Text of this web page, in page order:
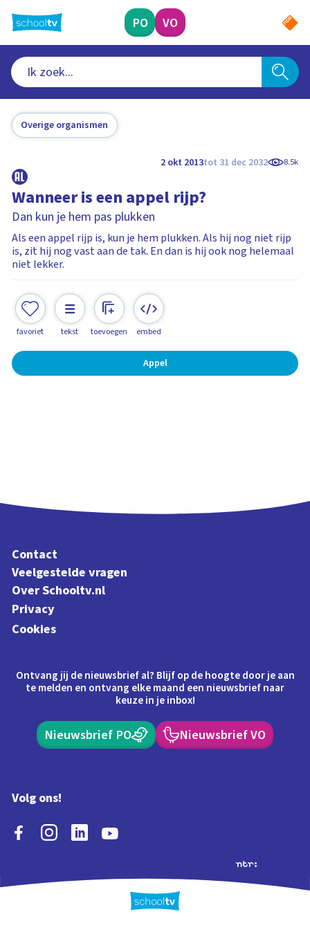
naar
hoofdinhoud
PO VO
Overige organismen
2 okt 2013tot 31 dec 2032 8.5k
Wanneer is een appel rijp?
Dan kun je hem pas plukken
Als een appel rijp is, kun je hem plukken. Als hij nog niet rijp
is, zit hij nog vast aan de tak. En dan is hij ook nog helemaal
niet lekker.
favoriet tekst toevoegen embed
Appel
Contact
Veelgestelde vragen
Over Schooltv.nl
Privacy
Cookies
Ontvang jij de nieuwsbrief al? Blijf op de hoogte door je aan
te melden en ontvang elke maand een nieuwsbrief naar
keuze in je inbox!
Nieuwsbrief PO Nieuwsbrief VO
Volg ons!